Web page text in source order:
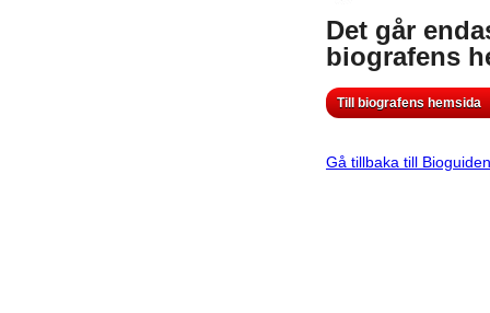
Det går
biografens
Till biografens hemsida
Gå tillbaka till Bioguiden